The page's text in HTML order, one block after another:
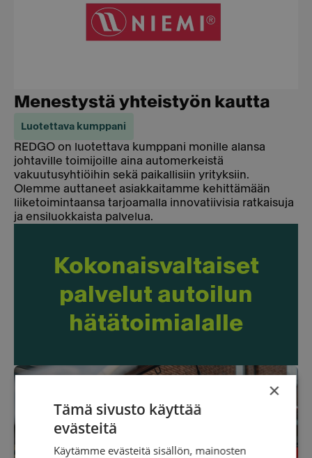
Menestystä yhteistyön kautta
Luotettava kumppani
REDGO on luotettava kumppani monille alansa
johtaville toimijoille aina automerkeistä
vakuutusyhtiöihin sekä paikallisiin yrityksiin.
Olemme auttaneet asiakkaitamme kehittämään
liiketoimintaansa tarjoamalla innovatiivisia ratkaisuja
ja ensiluokkaista palvelua.
Kokonaisvaltaiset
palvelut autoilun
hätätoimialalle
×
Tämä sivusto käyttää
evästeitä
Käytämme evästeitä sisällön, mainosten